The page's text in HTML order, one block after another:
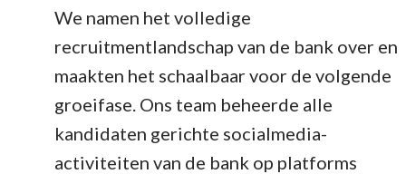
We namen het volledige
recruitmentlandschap van de bank over en
maakten het schaalbaar voor de volgende
groeifase. Ons team beheerde alle
kandidaten gerichte socialmedia-
activiteiten van de bank op platforms